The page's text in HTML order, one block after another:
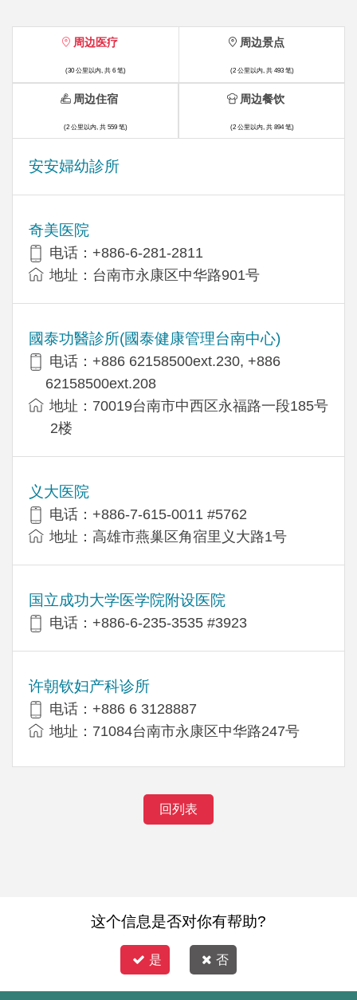
周边医疗
(30 公里以内, 共 6 笔)
安安婦幼診所
奇美医院
电话：+886-6-281-2811
地址：台南市永康区中华路901号
國泰功醫診所(國泰健康管理台南中心)
电话：+886 62158500ext.230, +886
62158500ext.208
地址：70019台南市中西区永福路一段185号
2楼
义大医院
电话：+886-7-615-0011 #5762
地址：高雄市燕巢区角宿里义大路1号
国立成功大学医学院附设医院
电话：+886-6-235-3535 #3923
许朝钦妇产科诊所
电话：+886 6 3128887
地址：71084台南市永康区中华路247号
周边景点
(2 公里以内, 共 493 笔)
周边住宿
(2 公里以内, 共 559 笔)
周边餐饮
(2 公里以内, 共 894 笔)
回列表
这个信息是否对你有帮助?
是 否